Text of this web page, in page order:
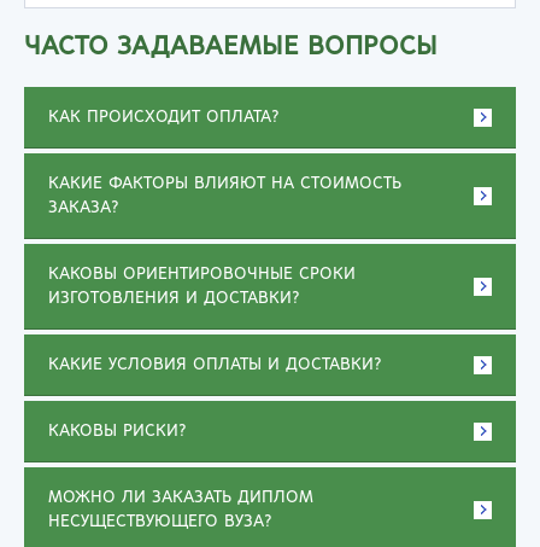
ЧАСТО ЗАДАВАЕМЫЕ ВОПРОСЫ
КАК ПРОИСХОДИТ ОПЛАТА?
КАКИЕ ФАКТОРЫ ВЛИЯЮТ НА СТОИМОСТЬ
ЗАКАЗА?
КАКОВЫ ОРИЕНТИРОВОЧНЫЕ СРОКИ
ИЗГОТОВЛЕНИЯ И ДОСТАВКИ?
КАКИЕ УСЛОВИЯ ОПЛАТЫ И ДОСТАВКИ?
КАКОВЫ РИСКИ?
МОЖНО ЛИ ЗАКАЗАТЬ ДИПЛОМ
НЕСУЩЕСТВУЮЩЕГО ВУЗА?